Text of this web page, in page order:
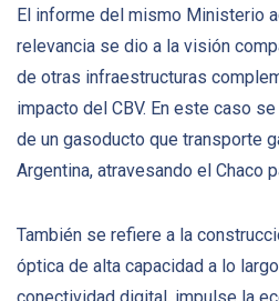
El informe del mismo Ministerio
relevancia se dio a la visión
de otras infraestructuras
impacto del CBV. En este caso
de un gasoducto que transporte
Argentina, atravesando el Chaco
También se refiere a la
óptica de alta capacidad a lo